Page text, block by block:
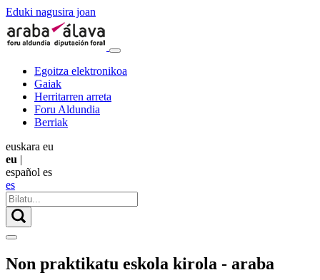
Eduki nagusira joan
Egoitza elektronikoa
Gaiak
Herritarren arreta
Foru Aldundia
Berriak
euskara eu
eu |
español es
es
Non praktikatu eskola kirola - araba